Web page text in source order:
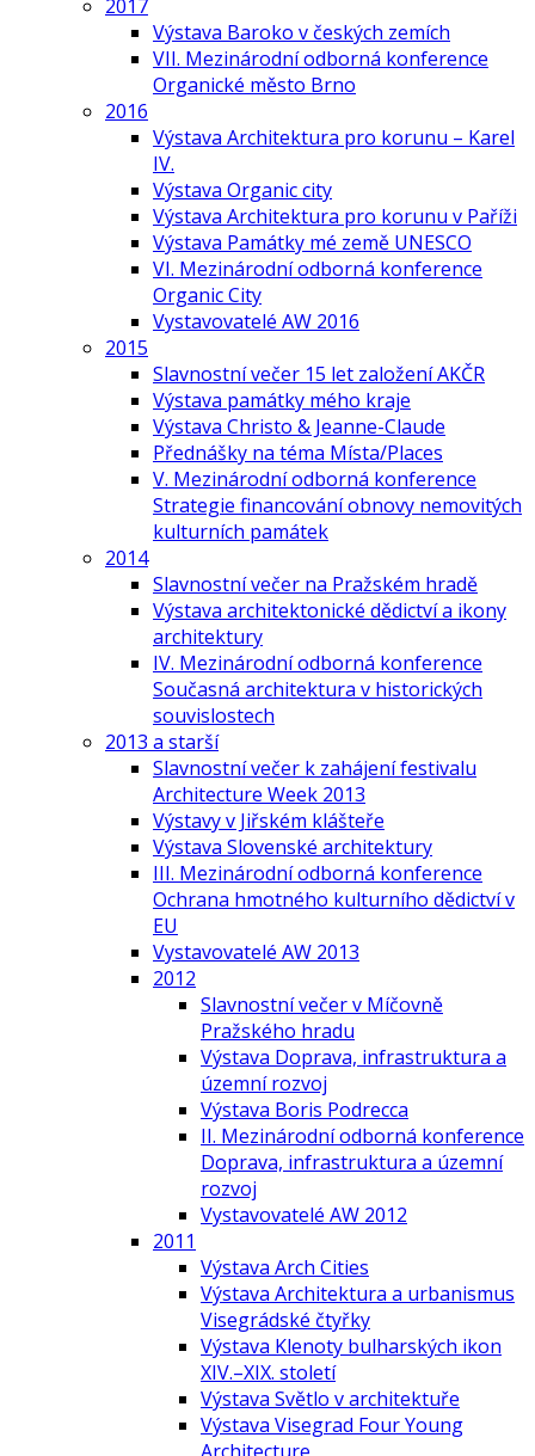
2017
Výstava Baroko v českých zemích
VII. Mezinárodní odborná konference
Organické město Brno
2016
Výstava Architektura pro korunu – Karel
IV.
Výstava Organic city
Výstava Architektura pro korunu v Paříži
Výstava Památky mé země UNESCO
VI. Mezinárodní odborná konference
Organic City
Vystavovatelé AW 2016
2015
Slavnostní večer 15 let založení AKČR
Výstava památky mého kraje
Výstava Christo & Jeanne-Claude
Přednášky na téma Místa/Places
V. Mezinárodní odborná konference
Strategie financování obnovy nemovitých
kulturních památek
2014
Slavnostní večer na Pražském hradě
Výstava architektonické dědictví a ikony
architektury
IV. Mezinárodní odborná konference
Současná architektura v historických
souvislostech
2013 a starší
Slavnostní večer k zahájení festivalu
Architecture Week 2013
Výstavy v Jiřském klášteře
Výstava Slovenské architektury
III. Mezinárodní odborná konference
Ochrana hmotného kulturního dědictví v
EU
Vystavovatelé AW 2013
2012
Slavnostní večer v Míčovně
Pražského hradu
Výstava Doprava, infrastruktura a
územní rozvoj
Výstava Boris Podrecca
II. Mezinárodní odborná konference
Doprava, infrastruktura a územní
rozvoj
Vystavovatelé AW 2012
2011
Výstava Arch Cities
Výstava Architektura a urbanismus
Visegrádské čtyřky
Výstava Klenoty bulharských ikon
XIV.–XIX. století
Výstava Světlo v architektuře
Výstava Visegrad Four Young